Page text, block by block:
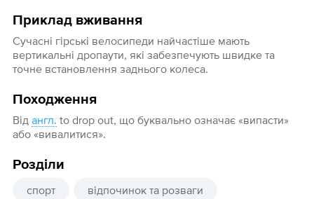
Приклад вживання
Сучасні гірські велосипеди найчастіше мають
вертикальні дропаути, які забезпечують швидке та
точне встановлення заднього колеса.
Походження
Від англ. to drop out, що буквально означає «випасти»
або «вивалитися».
Розділи
спорт відпочинок та розваги